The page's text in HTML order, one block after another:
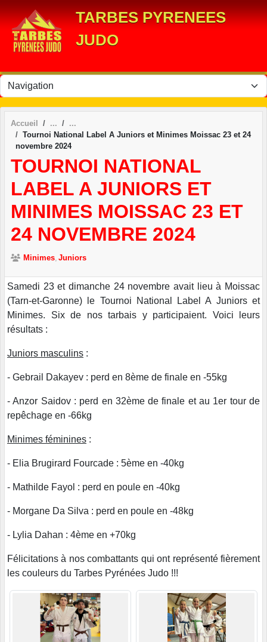
TARBES PYRENEES
JUDO
Accueil
Tournoi National Label A Juniors et Minimes Moissac 23 et 24
novembre 2024
TOURNOI NATIONAL
LABEL A JUNIORS ET
MINIMES MOISSAC 23 ET
24 NOVEMBRE 2024
Minimes Juniors
Samedi 23 et dimanche 24 novembre avait lieu à Moissac
(Tarn-et-Garonne) le Tournoi National Label A Juniors et
Minimes. Six de nos tarbais y participaient. Voici leurs
résultats :
Juniors masculins :
- Gebrail Dakayev : perd en 8ème de finale en -55kg
- Anzor Saidov : perd en 32ème de finale et au 1er tour de
repêchage en -66kg
Minimes féminines :
- Elia Brugirard Fourcade : 5ème en -40kg
- Mathilde Fayol : perd en poule en -40kg
- Morgane Da Silva : perd en poule en -48kg
- Lylia Dahan : 4ème en +70kg
Félicitations à nos combattants qui ont représenté fièrement
les couleurs du Tarbes Pyrénées Judo !!!
Panneau de gestion des cookies